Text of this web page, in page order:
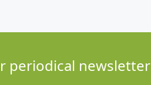
periodical newsletter